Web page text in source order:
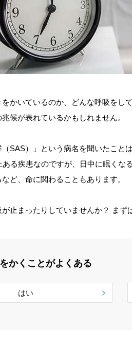
かいているのか、どんな呼吸をし
候が表れているかもしれません。
（SAS）」という病名を聞いたこ
る疾患なのですが、日中に眠くな
ど、命に関わることもあります。
止まったりしていませんか？ まず
かくことがよくある
はい